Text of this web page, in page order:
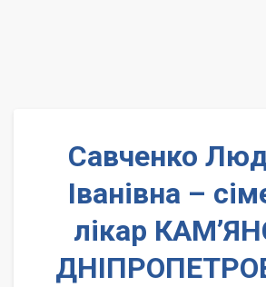
Савченко
Іванівна –
лікар